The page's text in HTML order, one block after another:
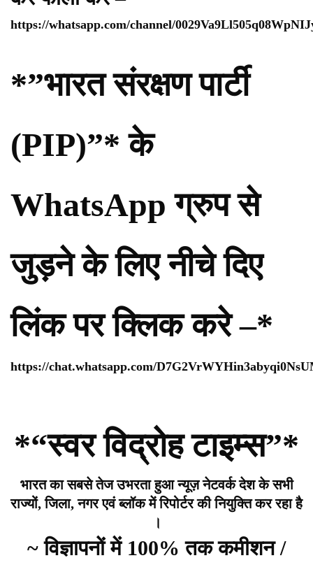
https://whatsapp.com/channel/
*”भारत संरक्षण पार्टी
(PIP)”* के
WhatsApp ग्रुप से
जुड़ने के लिए नीचे दिए
लिंक पर क्लिक करे –*
https://chat.whatsapp.com/
*“स्वर विद्रोह टाइम्स”*
भारत का सबसे तेज उभरता हुआ न्यूज़ नेटवर्क देश के सभी
राज्यों, जिला, नगर एवं ब्लॉक में रिपोर्टर की नियुक्ति कर रहा है
।
~ विज्ञापनों में 100% तक कमीशन /